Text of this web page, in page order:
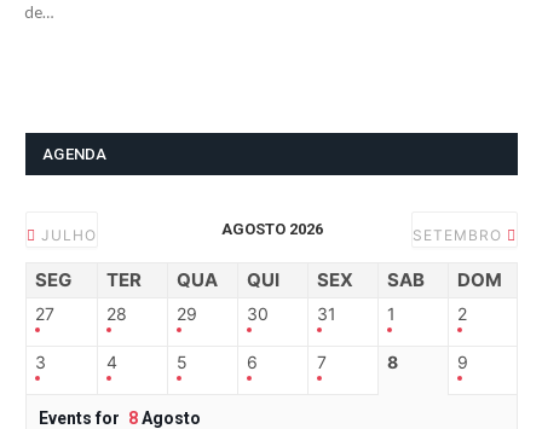
de…
AGENDA
JULHO AGOSTO 2026 SETEMBRO
SEG TER QUA QUI SEX SAB DOM
27 28 29 30 31 1 2
3 4 5 6 7 8 9
Events for 8Agosto